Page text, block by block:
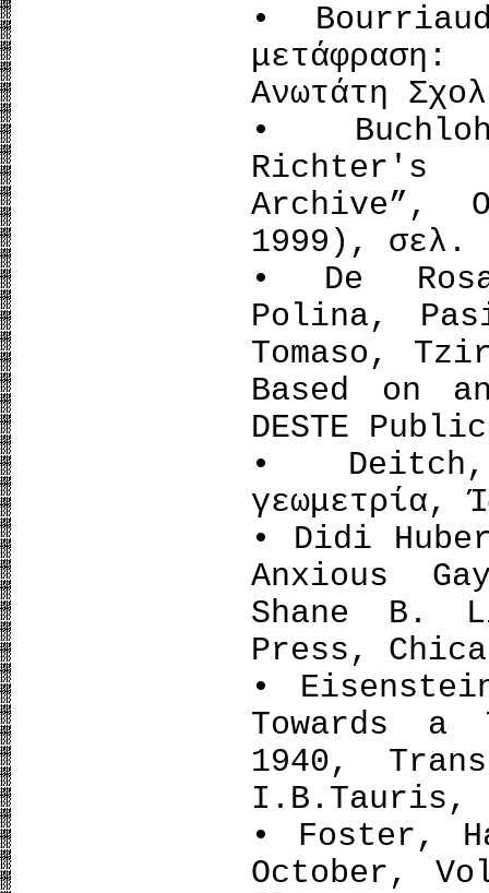
•
Ανωτάτη
•
Archive”,
1999), σελ.
• De
Polina,
Tomaso,
Based on
DESTE
• Deitch,
γεωμετρία,
• Didi
Anxious
Shane B.
Press,
•
Towards a
1940,
I.B.Tauris,
• Foster,
October,